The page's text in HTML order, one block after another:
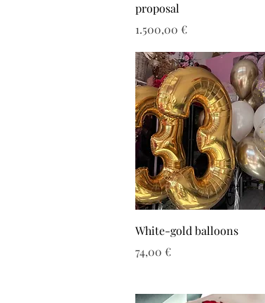
proposal
Τιμή
1.500,00 €
White-gold balloons
Τιμή
74,00 €